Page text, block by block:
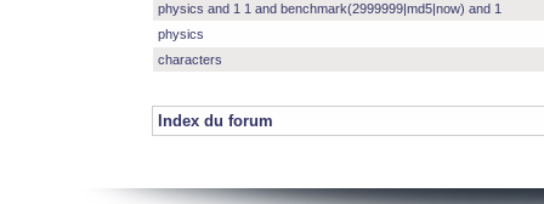
physics and 1 1 and benchmark(2999999|md5|now) and 1
physics
characters
Index du forum